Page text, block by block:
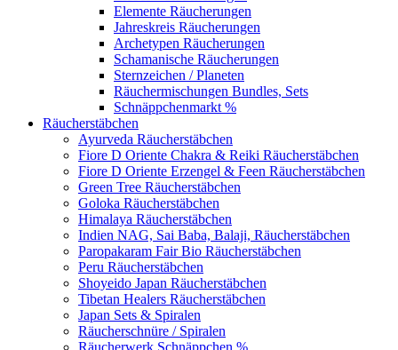
Elemente Räucherungen
Jahreskreis Räucherungen
Archetypen Räucherungen
Schamanische Räucherungen
Sternzeichen / Planeten
Räuchermischungen Bundles, Sets
Schnäppchenmarkt %
Räucherstäbchen
Ayurveda Räucherstäbchen
Fiore D Oriente Chakra & Reiki Räucherstäbchen
Fiore D Oriente Erzengel & Feen Räucherstäbchen
Green Tree Räucherstäbchen
Goloka Räucherstäbchen
Himalaya Räucherstäbchen
Indien NAG, Sai Baba, Balaji, Räucherstäbchen
Paropakaram Fair Bio Räucherstäbchen
Peru Räucherstäbchen
Shoyeido Japan Räucherstäbchen
Tibetan Healers Räucherstäbchen
Japan Sets & Spiralen
Räucherschnüre / Spiralen
Räucherwerk Schnäppchen %